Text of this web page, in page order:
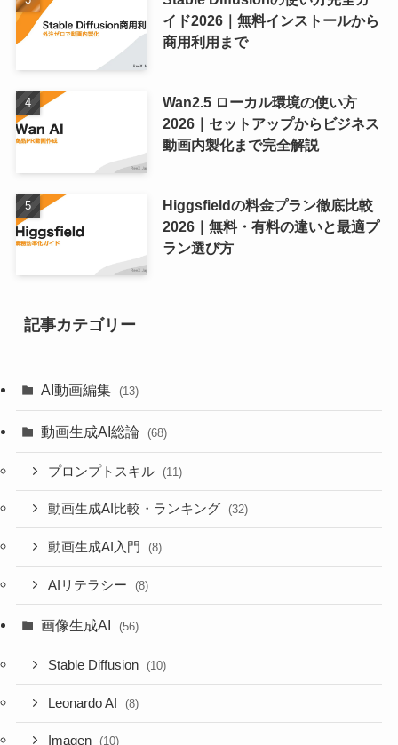
イド2026｜無料インストールから
商用利用まで
Wan2.5 ローカル環境の使い方
2026｜セットアップからビジネス
動画内製化まで完全解説
Higgsfieldの料金プラン徹底比較
2026｜無料・有料の違いと最適プ
ラン選び方
記事カテゴリー
AI動画編集 (13)
動画生成AI総論 (68)
プロンプトスキル (11)
動画生成AI比較・ランキング (32)
動画生成AI入門 (8)
AIリテラシー (8)
画像生成AI (56)
Stable Diffusion (10)
Leonardo AI (8)
Imagen (10)